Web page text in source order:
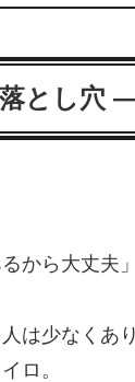
とし穴
から大丈夫」
は少なくあ
ロ。